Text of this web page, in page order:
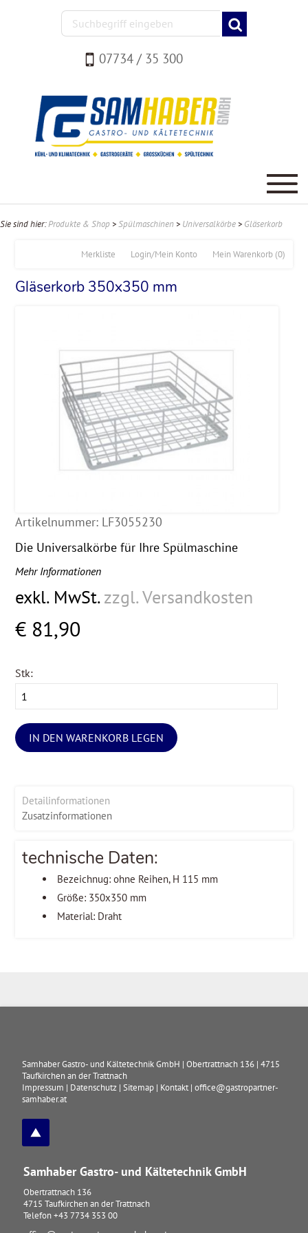
07734 / 35 300
Sie sind hier:Produkte & Shop >Spülmaschinen > Universalkörbe > Gläserkorb
Mein Warenkorb (0)
Login/Mein Konto
Merkliste
Gläserkorb 350x350 mm
Artikelnummer: LF3055230
Die Universalkörbe für Ihre Spülmaschine
Mehr Informationen
exkl. MwSt.zzgl. Versandkosten
€ 81,90
Stk:
IN DEN WARENKORB LEGEN
Detailinformationen
Zusatzinformationen
technische Daten:
Bezeichnug: ohne Reihen, H 115 mm
Größe: 350x350 mm
Material: Draht
Samhaber Gastro- und Kältetechnik GmbH |Obertrattnach 136 |4715
Taufkirchen an der Trattnach
Impressum | Datenschutz |Sitemap | Kontakt |office@gastropartner-
samhaber.at
Samhaber Gastro- und Kältetechnik GmbH
Obertrattnach 136
4715 Taufkirchen an der Trattnach
Telefon +43 7734 353 00